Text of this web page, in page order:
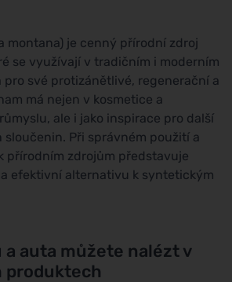
montana) je cenný přírodní zdroj
se využívají v tradičním i moderním
své protizánětlivé, regenerační a
má nejen v kosmetice a
ale i jako inspirace pro další
Při správném použití a
přírodním zdrojům představuje
efektivní alternativu k syntetickým
a auta můžete nalézt v
produktech